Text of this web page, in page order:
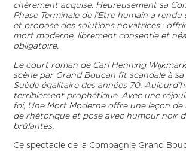
chèrement acquise. Heureusement sa
Phase Terminale de l’Etre humain a rendu
et propose des solutions novatrices :
mort moderne, librement consentie et
obligatoire.
Le court roman de Carl Henning
scène par Grand Boucan fit scandale à
Suède égalitaire des années 70.
terriblement prophétique. Avec une
foi, Une Mort Moderne offre une leçon
de rhétorique et pose avec humour noir
brûlantes.
Ce spectacle de la Compagnie Grand